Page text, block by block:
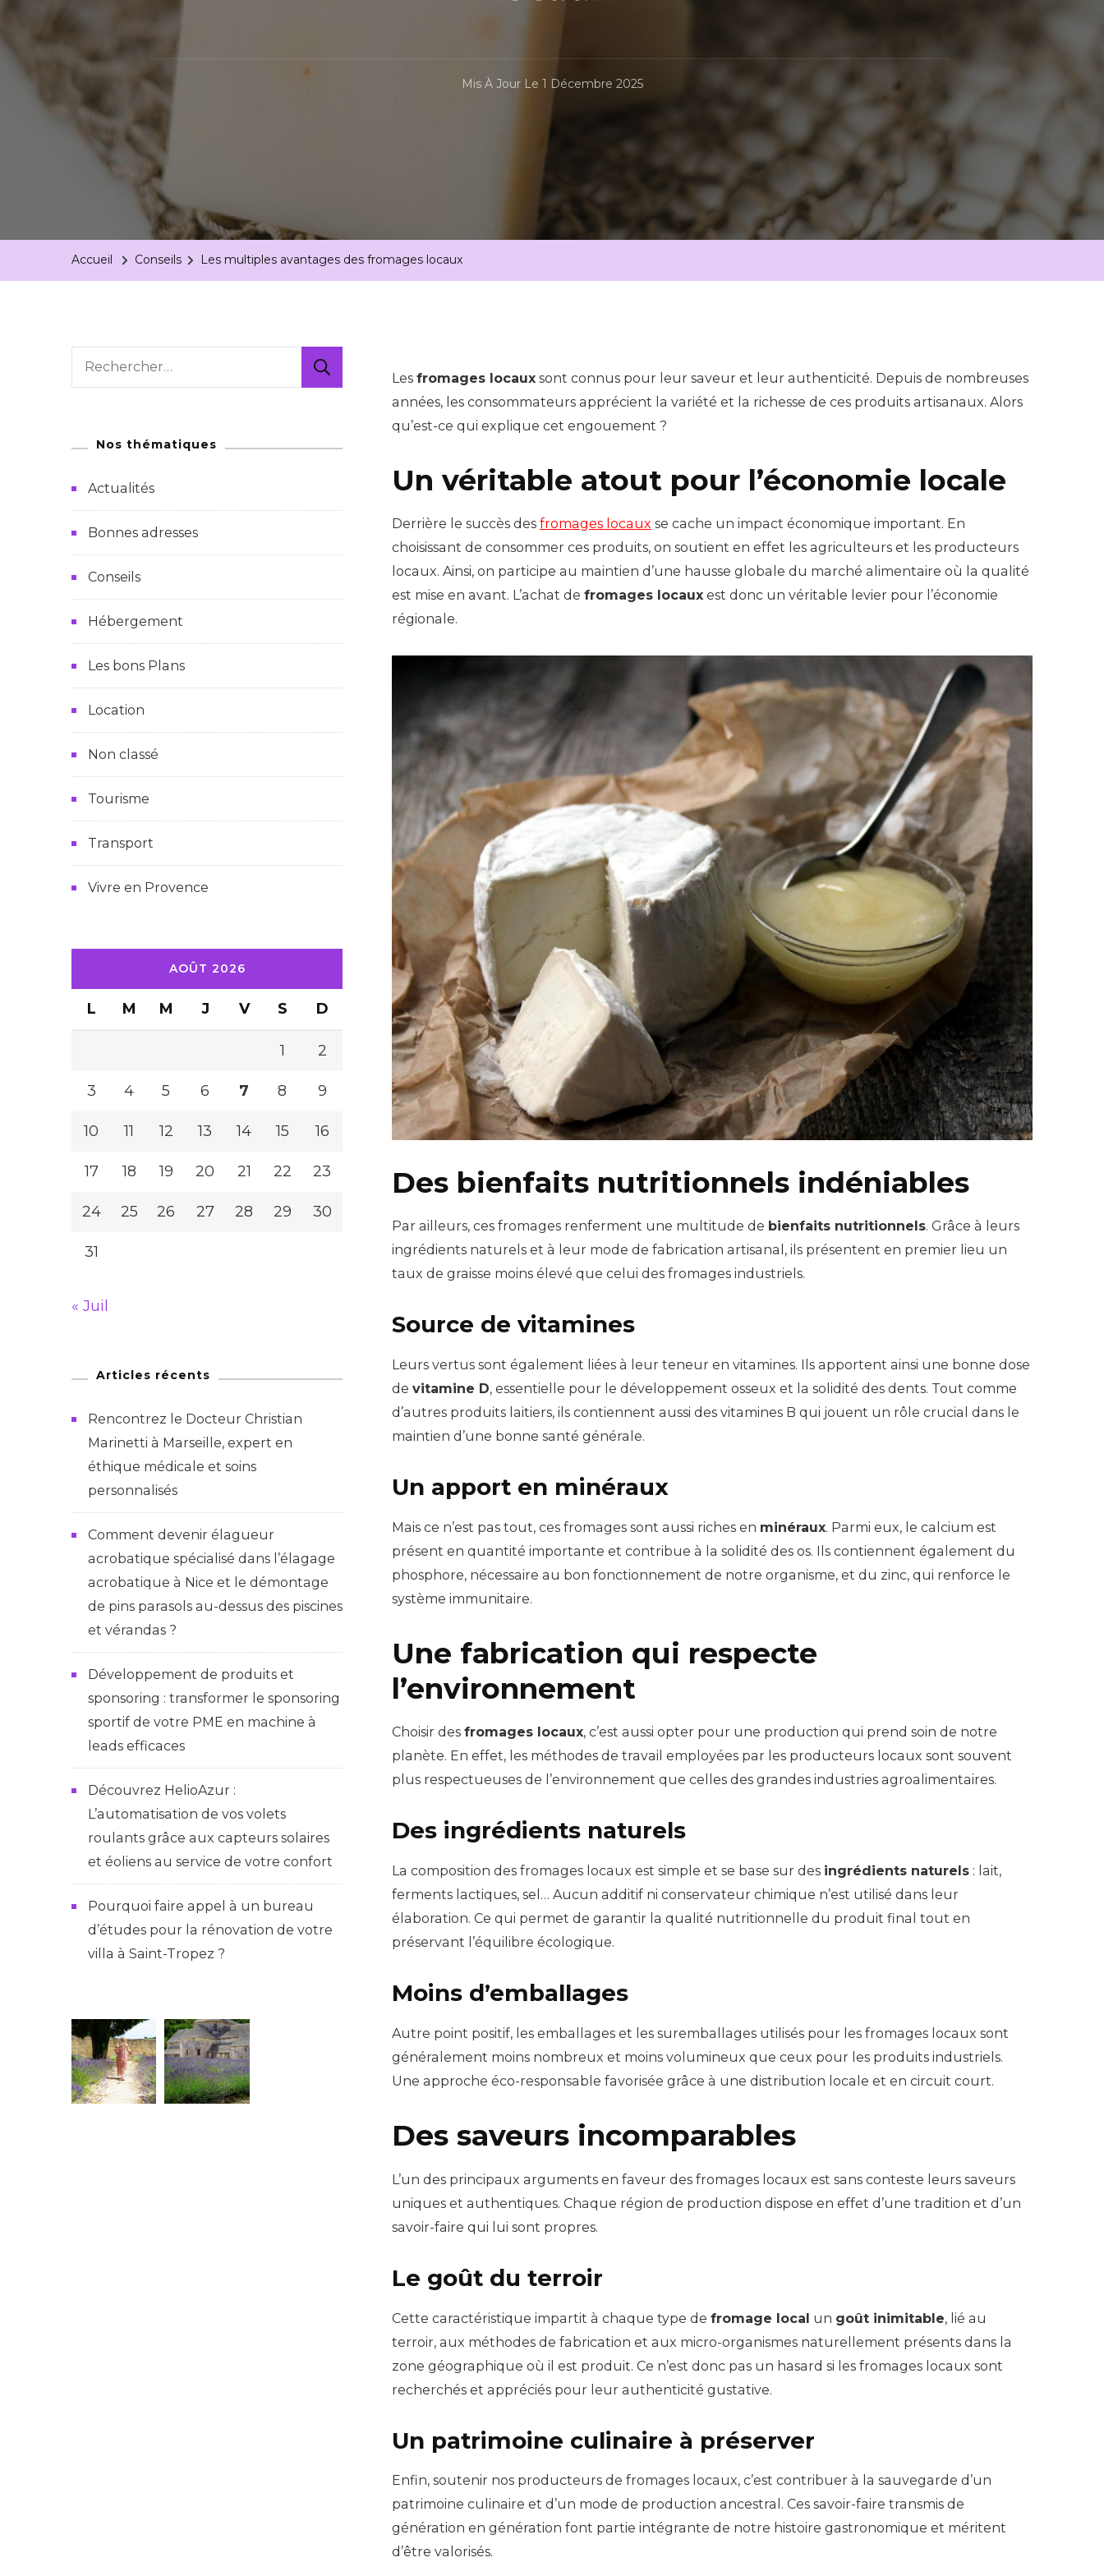
Mis À Jour Le 1 Décembre 2025
Accueil Conseils Les multiples avantages des fromages locaux
Les fromages locaux sont connus pour leur saveur et leur authenticité. Depuis de nombreuses
années, les consommateurs apprécient la variété et la richesse de ces produits artisanaux. Alors
qu’est-ce qui explique cet engouement ?
Un véritable atout pour l’économie locale
Derrière le succès des fromages locaux se cache un impact économique important. En
choisissant de consommer ces produits, on soutient en effet les agriculteurs et les producteurs
locaux. Ainsi, on participe au maintien d’une hausse globale du marché alimentaire où la qualité
est mise en avant. L’achat de fromages locaux est donc un véritable levier pour l’économie
régionale.
Des bienfaits nutritionnels indéniables
Par ailleurs, ces fromages renferment une multitude de bienfaits nutritionnels. Grâce à leurs
ingrédients naturels et à leur mode de fabrication artisanal, ils présentent en premier lieu un
taux de graisse moins élevé que celui des fromages industriels.
Source de vitamines
Leurs vertus sont également liées à leur teneur en vitamines. Ils apportent ainsi une bonne dose
de vitamine D, essentielle pour le développement osseux et la solidité des dents. Tout comme
d’autres produits laitiers, ils contiennent aussi des vitamines B qui jouent un rôle crucial dans le
maintien d’une bonne santé générale.
Un apport en minéraux
Mais ce n’est pas tout, ces fromages sont aussi riches en minéraux. Parmi eux, le calcium est
présent en quantité importante et contribue à la solidité des os. Ils contiennent également du
phosphore, nécessaire au bon fonctionnement de notre organisme, et du zinc, qui renforce le
système immunitaire.
Une fabrication qui respecte
l’environnement
Choisir des fromages locaux, c’est aussi opter pour une production qui prend soin de notre
planète. En effet, les méthodes de travail employées par les producteurs locaux sont souvent
plus respectueuses de l’environnement que celles des grandes industries agroalimentaires.
Des ingrédients naturels
La composition des fromages locaux est simple et se base sur des ingrédients naturels : lait,
ferments lactiques, sel… Aucun additif ni conservateur chimique n’est utilisé dans leur
élaboration. Ce qui permet de garantir la qualité nutritionnelle du produit final tout en
préservant l’équilibre écologique.
Moins d’emballages
Autre point positif, les emballages et les suremballages utilisés pour les fromages locaux sont
généralement moins nombreux et moins volumineux que ceux pour les produits industriels.
Une approche éco-responsable favorisée grâce à une distribution locale et en circuit court.
Des saveurs incomparables
L’un des principaux arguments en faveur des fromages locaux est sans conteste leurs saveurs
uniques et authentiques. Chaque région de production dispose en effet d’une tradition et d’un
savoir-faire qui lui sont propres.
Le goût du terroir
Cette caractéristique impartit à chaque type de fromage local un goût inimitable, lié au
terroir, aux méthodes de fabrication et aux micro-organismes naturellement présents dans la
zone géographique où il est produit. Ce n’est donc pas un hasard si les fromages locaux sont
recherchés et appréciés pour leur authenticité gustative.
Un patrimoine culinaire à préserver
Enfin, soutenir nos producteurs de fromages locaux, c’est contribuer à la sauvegarde d’un
patrimoine culinaire et d’un mode de production ancestral. Ces savoir-faire transmis de
génération en génération font partie intégrante de notre histoire gastronomique et méritent
d’être valorisés.
Rechercher :
Nos thématiques
Actualités
Bonnes adresses
Conseils
Hébergement
Les bons Plans
Location
Non classé
Tourisme
Transport
Vivre en Provence
AOÛT 2026
L M M J V S D
1 2
3 4 5 6 7 8 9
10 11 12 13 14 15 16
17 18 19 20 21 22 23
24 25 26 27 28 29 30
31
« Juil
Articles récents
Rencontrez le Docteur Christian
Marinetti à Marseille, expert en
éthique médicale et soins
personnalisés
Comment devenir élagueur
acrobatique spécialisé dans l’élagage
acrobatique à Nice et le démontage
de pins parasols au-dessus des piscines
et vérandas ?
Développement de produits et
sponsoring : transformer le sponsoring
sportif de votre PME en machine à
leads efficaces
Découvrez HelioAzur :
L’automatisation de vos volets
roulants grâce aux capteurs solaires
et éoliens au service de votre confort
Pourquoi faire appel à un bureau
d’études pour la rénovation de votre
villa à Saint-Tropez ?